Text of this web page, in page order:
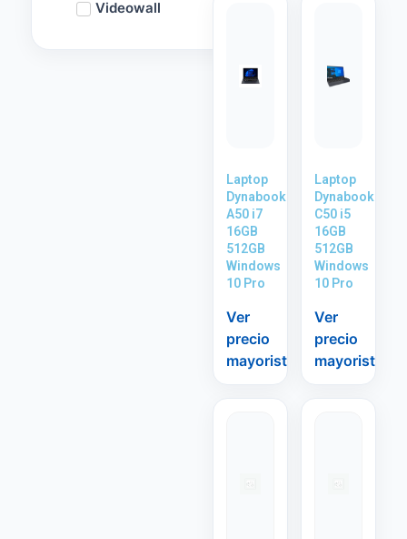
Videowall
Laptop
Dynabook
A50 i7
16GB
512GB
Windows
10 Pro
Ver
precio
mayorista
Laptop
Dynabook
C50 i5
16GB
512GB
Windows
10 Pro
Ver
precio
mayorista